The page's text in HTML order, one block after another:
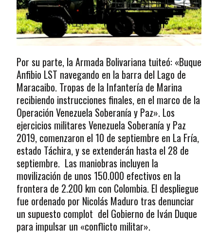
Por su parte, la Armada Bolivariana tuiteó: «Buque
Anfibio LST navegando en la barra del Lago de
Maracaibo. Tropas de la Infantería de Marina
recibiendo instrucciones finales, en el marco de la
Operación Venezuela Soberanía y Paz». Los
ejercicios militares Venezuela Soberanía y Paz
2019, comenzaron el 10 de septiembre en La Fría,
estado Táchira, y se extenderán hasta el 28 de
septiembre. Las maniobras incluyen la
movilización de unos 150.000 efectivos en la
frontera de 2.200 km con Colombia. El despliegue
fue ordenado por Nicolás Maduro tras denunciar
un supuesto complot del Gobierno de Iván Duque
para impulsar un «conflicto militar».